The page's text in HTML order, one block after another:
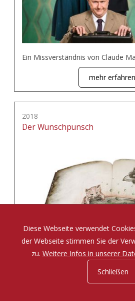
Ein Missverständnis von Claude
mehr erfahren
2018
Der Wunschpunsch
Eine Zauberposse von Michael
Diese Webseite verwendet
der Webseite stimmen Sie der
zu. Weitere Infos in unserer
Schließen